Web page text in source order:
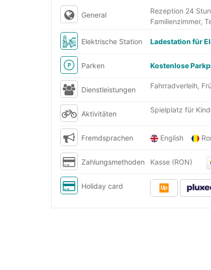
General
Rezeption 24
Familienzimmer,
Elektrische Station Ladestation für
Parken Kostenlose
Dienstleistungen Fahrradverleih,
Aktivitäten Spielplatz für
Fremdsprachen English
Zahlungsmethoden Kasse (RON)
Holiday card